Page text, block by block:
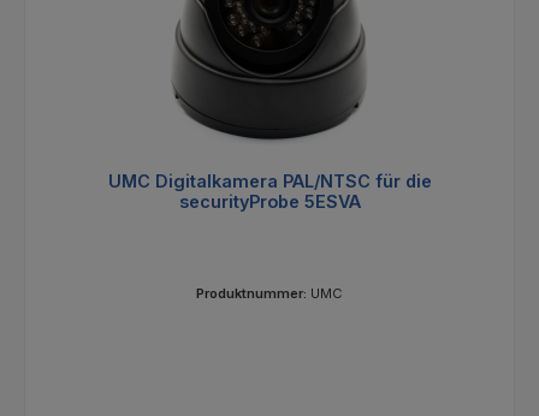
UMC Digitalkamera PAL/NTSC für die
securityProbe 5ESVA
Produktnummer: UMC